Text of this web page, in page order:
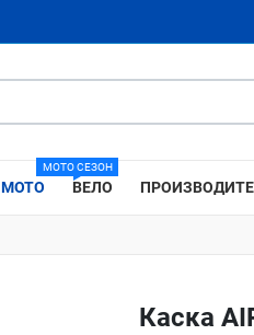
МОТО
МОТО СЕЗОН
ВЕЛО
Каска